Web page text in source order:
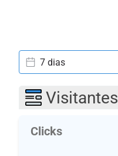
7 dias
Visitantes
Clicks